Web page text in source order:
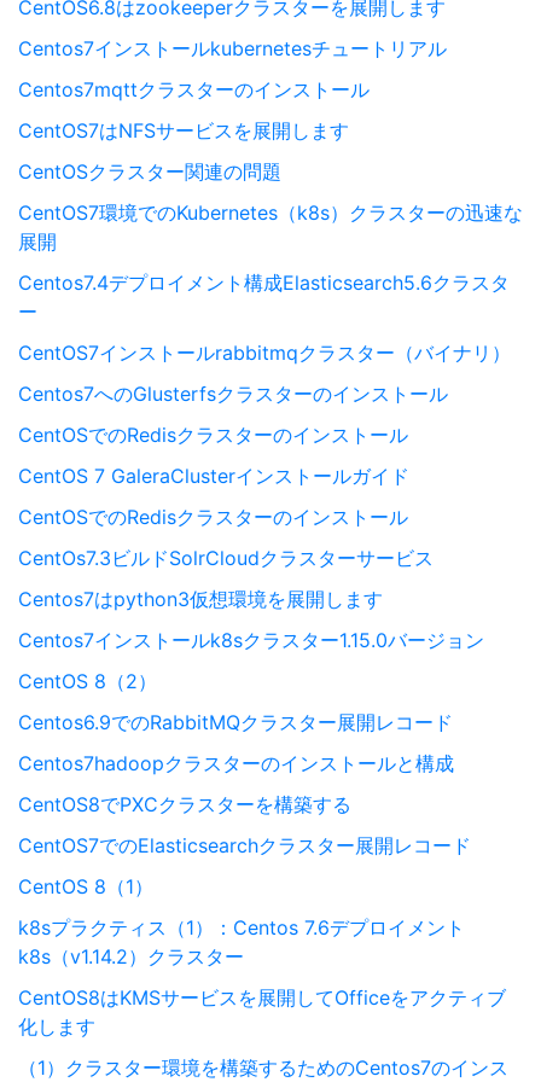
CentOS6.8はzookeeperクラスターを展開します
Centos7インストールkubernetesチュートリアル
Centos7mqttクラスターのインストール
CentOS7はNFSサービスを展開します
CentOSクラスター関連の問題
CentOS7環境でのKubernetes（k8s）クラスターの迅速な
展開
Centos7.4デプロイメント構成Elasticsearch5.6クラスタ
ー
CentOS7インストールrabbitmqクラスター（バイナリ）
Centos7へのGlusterfsクラスターのインストール
CentOSでのRedisクラスターのインストール
CentOS 7 GaleraClusterインストールガイド
CentOSでのRedisクラスターのインストール
CentOs7.3ビルドSolrCloudクラスターサービス
Centos7はpython3仮想環境を展開します
Centos7インストールk8sクラスター1.15.0バージョン
CentOS 8（2）
Centos6.9でのRabbitMQクラスター展開レコード
Centos7hadoopクラスターのインストールと構成
CentOS8でPXCクラスターを構築する
CentOS7でのElasticsearchクラスター展開レコード
CentOS 8（1）
k8sプラクティス（1）：Centos 7.6デプロイメント
k8s（v1.14.2）クラスター
CentOS8はKMSサービスを展開してOfficeをアクティブ
化します
（1）クラスター環境を構築するためのCentos7のインス